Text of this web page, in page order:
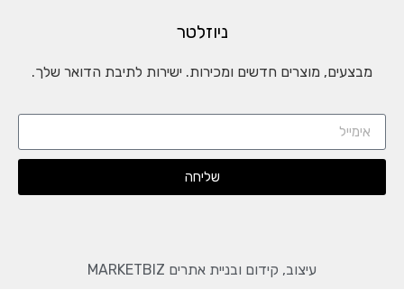
ניוזלטר
מבצעים, מוצרים חדשים ומכירות. ישירות לתיבת הדואר שלך.
שליחה
עיצוב, קידום ובניית אתרים MARKETBIZ